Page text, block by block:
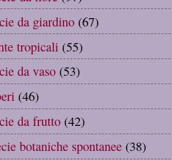
da giardino (67)
tropicali (55)
da vaso (53)
(46)
da frutto (42)
botaniche spontanee (38)